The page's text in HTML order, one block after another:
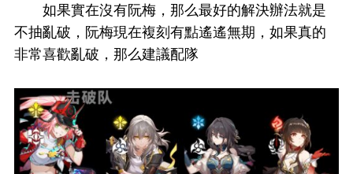
如果實在沒有阮梅，那么最好的解決辦法就是
不抽亂破，阮梅現在複刻有點遙遙無期，如果真的
非常喜歡亂破，那么建議配隊